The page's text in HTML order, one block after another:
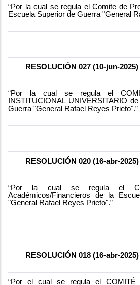
“Por la cual se regula el Comite de
Escuela Superior de Guerra "General
RESOLUCIÓN 027 (10-jun-2025)
“Por la cual se regula el
INSTITUCIONAL UNIVERSITARIO
Guerra "General Rafael Reyes Prieto".”
RESOLUCIÓN 020 (16-abr-2025)
“Por la cual se regula el
Académicos/Financieros de la
"General Rafael Reyes Prieto".”
RESOLUCIÓN 018 (16-abr-2025)
“Por el cual se regula el COMITÉ